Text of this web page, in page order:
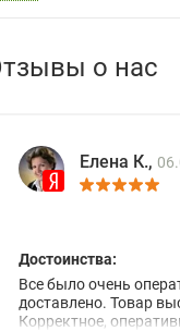
о нас
Елена К.,
Достоинства:
Все было очень
доставлено. Товар
Корректное,